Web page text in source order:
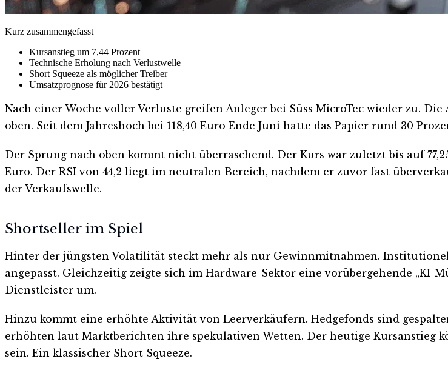
Kurz zusammengefasst
Kursanstieg um 7,44 Prozent
Technische Erholung nach Verlustwelle
Short Squeeze als möglicher Treiber
Umsatzprognose für 2026 bestätigt
Nach einer Woche voller Verluste greifen Anleger bei Süss MicroTec wieder zu.
oben. Seit dem Jahreshoch bei 118,40 Euro Ende Juni hatte das Papier rund 30
Der Sprung nach oben kommt nicht überraschend. Der Kurs war zuletzt bis auf
Euro. Der RSI von 44,2 liegt im neutralen Bereich, nachdem er zuvor fast
der Verkaufswelle.
Shortseller im Spiel
Hinter der jüngsten Volatilität steckt mehr als nur Gewinnmitnahmen.
angepasst. Gleichzeitig zeigte sich im Hardware-Sektor eine vorübergehende
Dienstleister um.
Hinzu kommt eine erhöhte Aktivität von Leerverkäufern. Hedgefonds sind
erhöhten laut Marktberichten ihre spekulativen Wetten. Der heutige Kursanstieg
sein. Ein klassischer Short Squeeze.